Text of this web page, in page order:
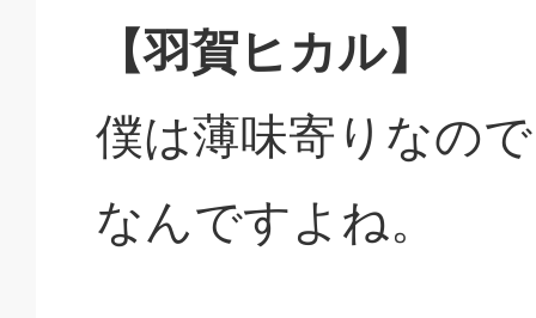
【羽賀ヒカル】
僕は薄味寄りなの
なんですよね。